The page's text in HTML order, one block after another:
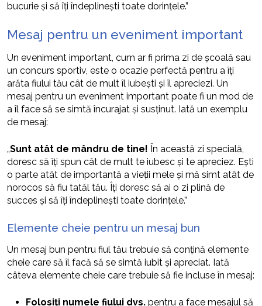
bucurie și să îți îndeplinești toate dorințele.”
Mesaj pentru un eveniment important
Un eveniment important, cum ar fi prima zi de școală sau
un concurs sportiv, este o ocazie perfectă pentru a îți
arăta fiului tău cât de mult îl iubești și îl apreciezi. Un
mesaj pentru un eveniment important poate fi un mod de
a îl face să se simtă încurajat și susținut. Iată un exemplu
de mesaj:
„Sunt atât de mândru de tine! În această zi specială,
doresc să îți spun cât de mult te iubesc și te apreciez. Ești
o parte atât de importantă a vieții mele și mă simt atât de
norocos să fiu tatăl tău. Îți doresc să ai o zi plină de
succes și să îți îndeplinești toate dorințele.”
Elemente cheie pentru un mesaj bun
Un mesaj bun pentru fiul tău trebuie să conțină elemente
cheie care să îl facă să se simtă iubit și apreciat. Iată
câteva elemente cheie care trebuie să fie incluse în mesaj:
Folosiți numele fiului dvs. pentru a face mesajul să